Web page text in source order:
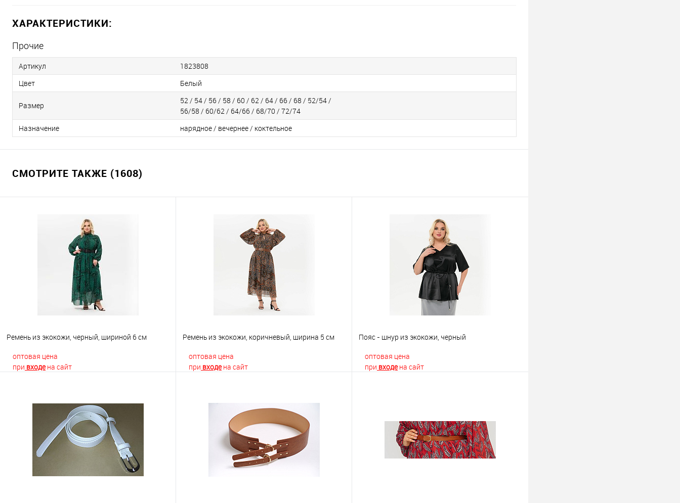
ХАРАКТЕРИСТИКИ:
Прочие
Артикул
1823808
Цвет
Белый
Размер
52 / 54 / 56 / 58 / 60 / 62 / 64 / 66 / 68 / 52/54 /
56/58 / 60/62 / 64/66 / 68/70 / 72/74
Назначение
нарядное / вечернее / коктельное
СМОТРИТЕ ТАКЖЕ (1608)
Ремень из экокожи, черный, шириной 6 см
оптовая цена
при входена сайт
Купить в 1 клик
К сравнению
В избранное
Недоступно
Ремень из экокожи, коричневый, ширина 5 см
оптовая цена
при входена сайт
Купить в 1 клик
К сравнению
В избранное
Недоступно
Пояс - шнур из экокожи, черный
оптовая цена
при входена сайт
Купить в 1 клик
К сравнению
В избранное
Недоступно